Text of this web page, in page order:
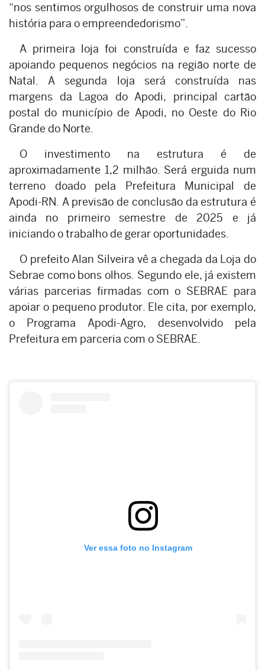
“nos sentimos orgulhosos de construir uma nova
história para o empreendedorismo”.
A primeira loja foi construída e faz sucesso
apoiando pequenos negócios na região norte de
Natal. A segunda loja será construída nas
margens da Lagoa do Apodi, principal cartão
postal do município de Apodi, no Oeste do Rio
Grande do Norte.
O investimento na estrutura é de
aproximadamente 1,2 milhão. Será erguida num
terreno doado pela Prefeitura Municipal de
Apodi-RN. A previsão de conclusão da estrutura é
ainda no primeiro semestre de 2025 e já
iniciando o trabalho de gerar oportunidades.
O prefeito Alan Silveira vê a chegada da Loja do
Sebrae como bons olhos. Segundo ele, já existem
várias parcerias firmadas com o SEBRAE para
apoiar o pequeno produtor. Ele cita, por exemplo,
o Programa Apodi-Agro, desenvolvido pela
Prefeitura em parceria com o SEBRAE.
Ver essa foto no Instagram